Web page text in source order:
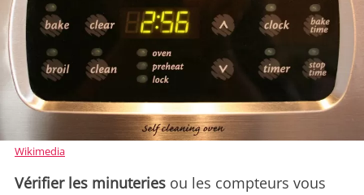
Wikimedia
Vérifier les minuteries ou les compteurs vous